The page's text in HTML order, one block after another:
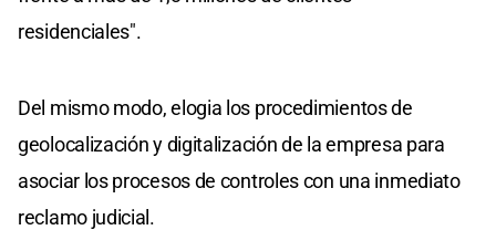
residenciales".
Del mismo modo, elogia los procedimientos de
geolocalización y digitalización de la empresa para
asociar los procesos de controles con una inmediato
reclamo judicial.